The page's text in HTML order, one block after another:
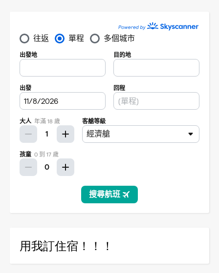
用我訂住宿！！！